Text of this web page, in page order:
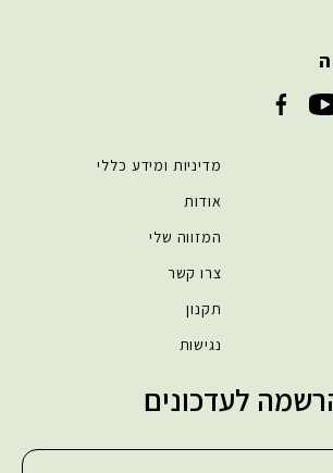
מדיניות ומידע כללי
אודות
המזווה שלי
צרו קשר
תקנון
נגישות
לעדכונים